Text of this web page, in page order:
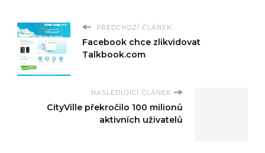
PŘEDCHOZÍ ČLÁNEK
Facebook chce zlikvidovat
Talkbook.com
NASLEDUJÍCÍ ČLÁNEK
CityVille překročilo 100 milionů
aktivních uživatelů